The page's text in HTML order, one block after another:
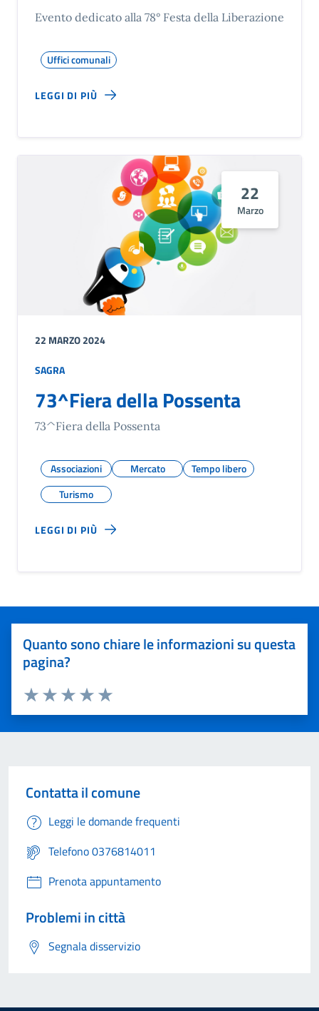
Evento dedicato alla 78° Festa della Liberazione
Uffici comunali
LEGGI DI PIÙ
22
Marzo
22 MARZO 2024
SAGRA
73^Fiera della Possenta
73^Fiera della Possenta
Associazioni Mercato
Tempo libero
Turismo
LEGGI DI PIÙ
Quanto sono chiare le informazioni su questa
pagina?
Valuta 5 stelle su 5
Valuta 4 stelle su 5
Valuta 3 stelle su 5
Valuta 2 stelle su 5
Valuta 1 stelle su 5
Contatta il comune
Leggi le domande frequenti
Telefono 0376814011
Prenota appuntamento
Problemi in città
Segnala disservizio